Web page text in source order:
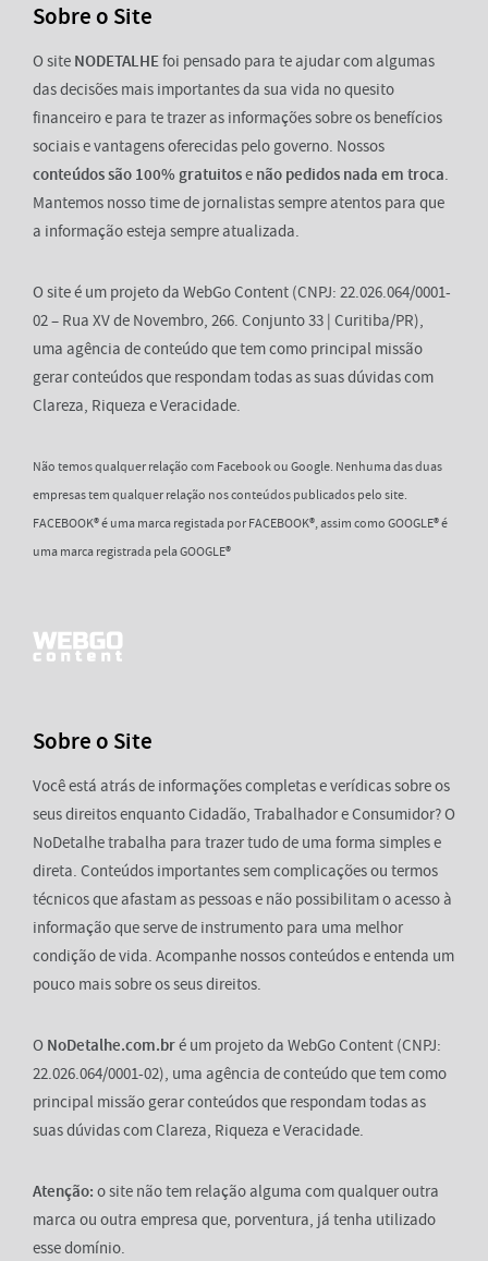
Sobre o Site
O site NODETALHEfoi pensado para te ajudar com algumas
das decisões mais importantes da sua vida no quesito
financeiro e para te trazer as informações sobre os benefícios
sociais e vantagens oferecidas pelo governo. Nossos
conteúdos são 100% gratuitose não pedidos nada em troca.
Mantemos nosso time de jornalistas sempre atentos para que
a informação esteja sempre atualizada.
O site é um projeto da WebGo Content (CNPJ: 22.026.064/0001-
02 – Rua XV de Novembro, 266. Conjunto 33 | Curitiba/PR),
uma agência de conteúdo que tem como principal missão
gerar conteúdos que respondam todas as suas dúvidas com
Clareza, Riqueza e Veracidade.
Não temos qualquer relação com Facebook ou Google. Nenhuma das duas
empresas tem qualquer relação nos conteúdos publicados pelo site.
FACEBOOK® é uma marca registada por FACEBOOK®, assim como GOOGLE® é
uma marca registrada pela GOOGLE®
Sobre o Site
Você está atrás de informações completas e verídicas sobre os
seus direitos enquanto Cidadão, Trabalhador e Consumidor? O
NoDetalhe trabalha para trazer tudo de uma forma simples e
direta. Conteúdos importantes sem complicações ou termos
técnicos que afastam as pessoas e não possibilitam o acesso à
informação que serve de instrumento para uma melhor
condição de vida. Acompanhe nossos conteúdos e entenda um
pouco mais sobre os seus direitos.
O NoDetalhe.com.bré um projeto da WebGo Content (CNPJ:
22.026.064/0001-02), uma agência de conteúdo que tem como
principal missão gerar conteúdos que respondam todas as
suas dúvidas com Clareza, Riqueza e Veracidade.
Atenção: o site não tem relação alguma com qualquer outra
marca ou outra empresa que, porventura, já tenha utilizado
esse domínio.